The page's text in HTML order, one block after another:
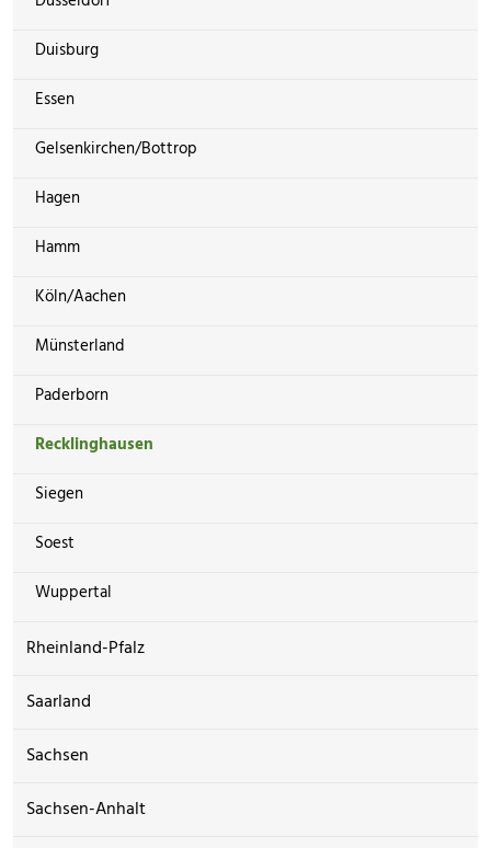
Duisburg
Essen
Gelsenkirchen/Bottrop
Hagen
Hamm
Köln/Aachen
Münsterland
Paderborn
Recklinghausen
Siegen
Soest
Wuppertal
Rheinland-Pfalz
Saarland
Sachsen
Sachsen-Anhalt